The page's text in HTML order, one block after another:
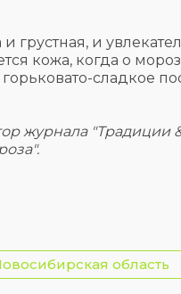
грустная, и
кожа, когда о
сладкое
журнала
область